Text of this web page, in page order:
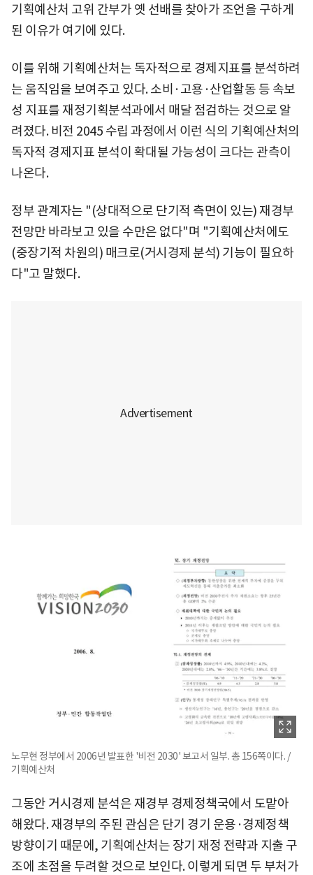
기획예산처 고위 간부가 옛 선배를 찾아가 조언을 구하게
된 이유가 여기에 있다.
이를 위해 기획예산처는 독자적으로 경제지표를 분석하려
는 움직임을 보여주고 있다. 소비·고용·산업활동 등 속보
성 지표를 재정기획분석과에서 매달 점검하는 것으로 알
려졌다. 비전 2045 수립 과정에서 이런 식의 기획예산처의
독자적 경제지표 분석이 확대될 가능성이 크다는 관측이
나온다.
정부 관계자는 "(상대적으로 단기적 측면이 있는) 재경부
전망만 바라보고 있을 수만은 없다"며 "기획예산처에도
(중장기적 차원의) 매크로(거시경제 분석) 기능이 필요하
다"고 말했다.
노무현 정부에서 2006년 발표한 '비전 2030' 보고서 일부. 총 156쪽이다. /
기획예산처
그동안 거시경제 분석은 재경부 경제정책국에서 도맡아
해왔다. 재경부의 주된 관심은 단기 경기 운용·경제정책
방향이기 때문에, 기획예산처는 장기 재정 전략과 지출 구
조에 초점을 두려할 것으로 보인다. 이렇게 되면 두 부처가